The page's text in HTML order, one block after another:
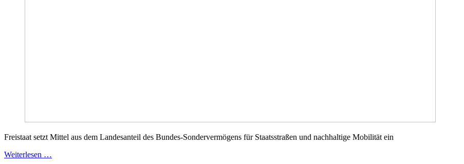
Freistaat setzt Mittel aus dem Landesanteil des Bundes-Sondervermögens für Staatsstraßen und nachhaltige Mobilität ein
Weiterlesen …